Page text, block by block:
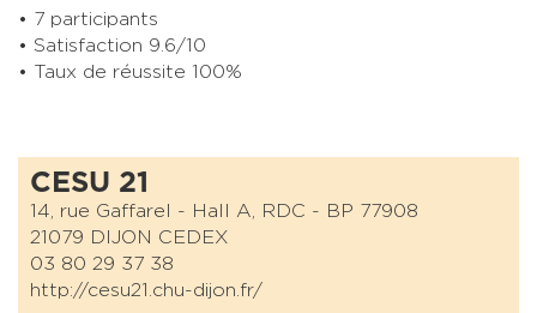
7 participants
Satisfaction 9.6/10
Taux de réussite 100%
CESU 21
14, rue Gaffarel - Hall A, RDC - BP 77908
21079 DIJON CEDEX
03 80 29 37 38
http://cesu21.chu-dijon.fr/